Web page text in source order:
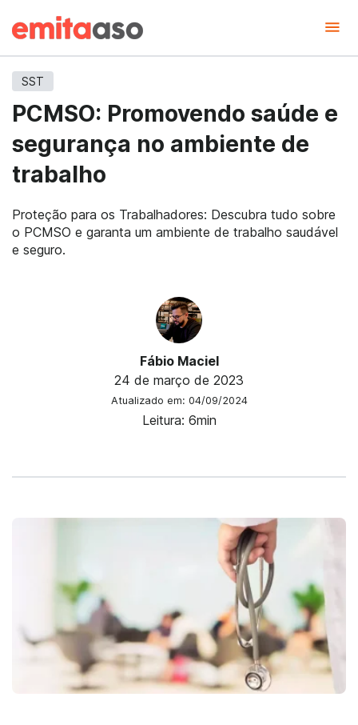
SST
PCMSO: Promovendo saúde e
segurança no ambiente de
trabalho
Proteção para os Trabalhadores: Descubra tudo sobre
o PCMSO e garanta um ambiente de trabalho saudável
e seguro.
Fábio Maciel
24 de março de 2023
Atualizado em: 04/09/2024
Leitura: 6min